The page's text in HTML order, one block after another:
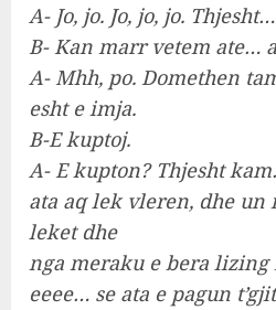
A- Jo, jo. Jo, jo, jo. Thjesht…
B- Kan marr vetem ate…
A- Mhh, po. Domethen
esht e imja.
B-E kuptoj.
A- E kupton? Thjesht
ata aq lek vleren, dhe un
leket dhe
nga meraku e bera
eeee… se ata e pagun